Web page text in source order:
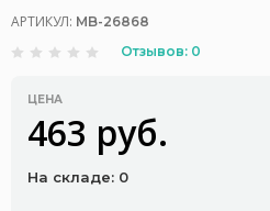
АРТИКУЛ: MB-26868
Отзывов: 0
ЦЕНА
463 руб.
На складе: 0